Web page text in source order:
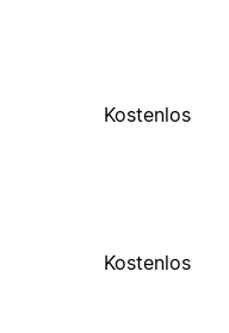
Kostenlos
Kostenlos